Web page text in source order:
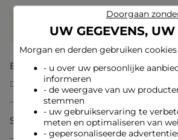
39 hartjes met dit product
Log in of registreer
Beschrijving
Deze korte en rechte jurk verleidt door
de silhouet op een moderne
gestructureerde reverskraag geeft een
terwijl de knopen een verfijnd detail
denim, belichaamt hij de casual
tijdloosheid.
Samenstelling & onderhoud
UW GEGEVENS,
Morgan en derden gebruiken
- u over uw persoonlijke
informeren
- de weergave van uw
stemmen
- uw gebruikservaring te
meten en optimaliseren van
- gepersonaliseerde
Doorgaan